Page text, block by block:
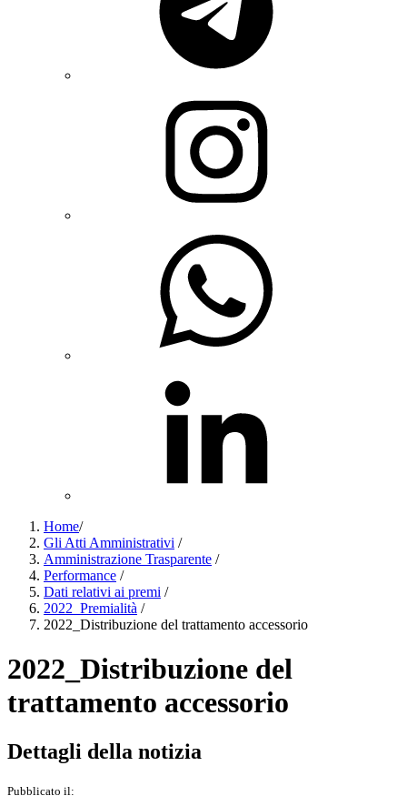
Home/
Gli Atti Amministrativi /
Amministrazione Trasparente /
Performance /
Dati relativi ai premi /
2022_Premialità /
2022_Distribuzione del trattamento accessorio
2022_Distribuzione del
trattamento accessorio
Dettagli della notizia
Pubblicato il: